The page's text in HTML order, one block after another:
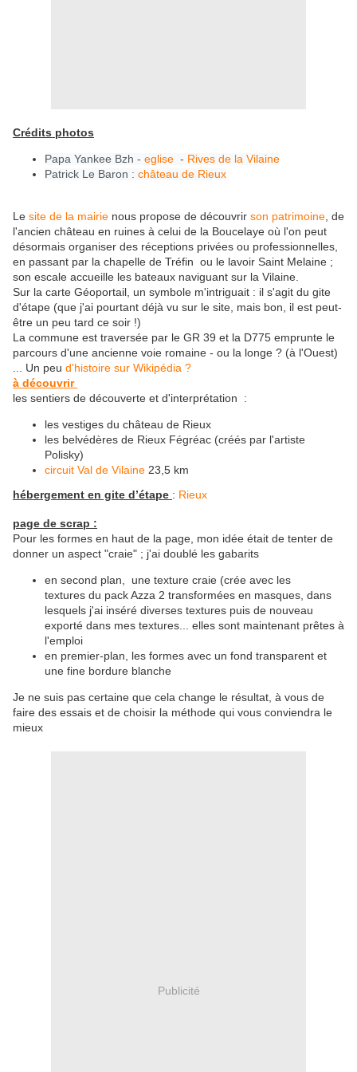
Crédits photos
Papa Yankee Bzh - eglise - Rives de la Vilaine
Patrick Le Baron : château de Rieux
Le site de la mairie nous propose de découvrir son patrimoine , de
l'ancien château en ruines à celui de la Boucelaye où l'on peut
désormais organiser des réceptions privées ou professionnelles,
en passant par la chapelle de Tréfin ou le lavoir Saint Melaine ;
son escale accueille les bateaux naviguant sur la Vilaine.
Sur la carte Géoportail, un symbole m'intriguait : il s'agit du gite
d'étape (que j'ai pourtant déjà vu sur le site, mais bon, il est peut-
être un peu tard ce soir !)
La commune est traversée par le GR 39 et la D775 emprunte le
parcours d'une ancienne voie romaine - ou la longe ? (à l'Ouest)
... Un peu d'histoire sur Wikipédia ?
à découvrir
les sentiers de découverte et d'interprétation :
les vestiges du château de Rieux
les belvédères de Rieux Fégréac (créés par l'artiste
Polisky)
circuit Val de Vilaine 23,5 km
hébergement en gite d’étape : Rieux
page de scrap :
Pour les formes en haut de la page, mon idée était de tenter de
donner un aspect "craie" ; j'ai doublé les gabarits
en second plan, une texture craie (crée avec les
textures du pack Azza 2 transformées en masques, dans
lesquels j'ai inséré diverses textures puis de nouveau
exporté dans mes textures... elles sont maintenant prêtes à
l'emploi
en premier-plan, les formes avec un fond transparent et
une fine bordure blanche
Je ne suis pas certaine que cela change le résultat, à vous de
faire des essais et de choisir la méthode qui vous conviendra le
mieux
Publicité